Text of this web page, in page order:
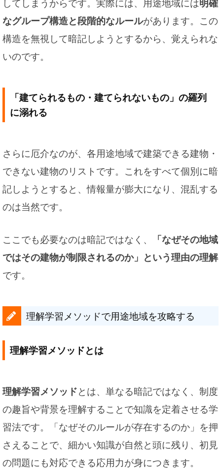
してしまうからです。実際には、用途地域には明確
なグループ構造と段階的なルールがあります。この
構造を無視して暗記しようとするから、覚えられな
いのです。
「建てられるもの・建てられないもの」の羅列
に溺れる
さらに厄介なのが、各用途地域で建築できる建物・
できない建物のリストです。これをすべて個別に暗
記しようとすると、情報量が膨大になり、混乱する
のは当然です。
ここでも必要なのは暗記ではなく、
「なぜその地域
ではその建物が制限されるのか」という理由の理解
です。
理解学習メソッドで用途地域を攻略する
理解学習メソッドとは
理解学習メソッドとは、単なる暗記ではなく、制度
の趣旨や背景を理解することで知識を定着させる学
習法です。「なぜそのルールが存在するのか」を押
さえることで、細かい知識が自然と頭に残り、初見
の問題にも対応できる応用力が身につきます。